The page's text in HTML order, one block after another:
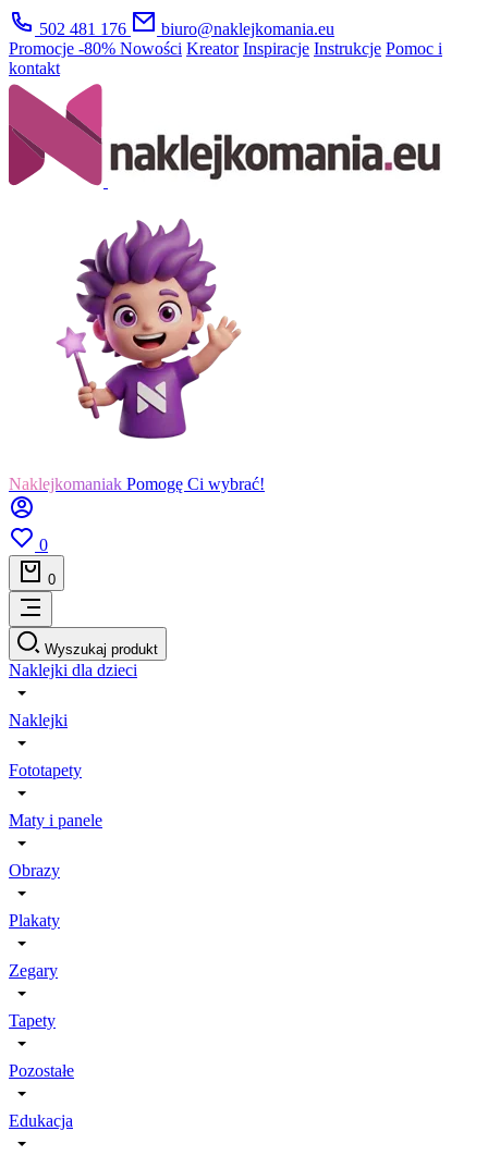
502 481 176
biuro@naklejkomania.eu
Promocje -80% Nowości Kreator Inspiracje Instrukcje Pomoc i
kontakt
Naklejkomaniak Pomogę Ci wybrać!
0
0
Wyszukaj produkt
Naklejki dla dzieci
Naklejki
Fototapety
Maty i panele
Obrazy
Plakaty
Zegary
Tapety
Pozostałe
Edukacja